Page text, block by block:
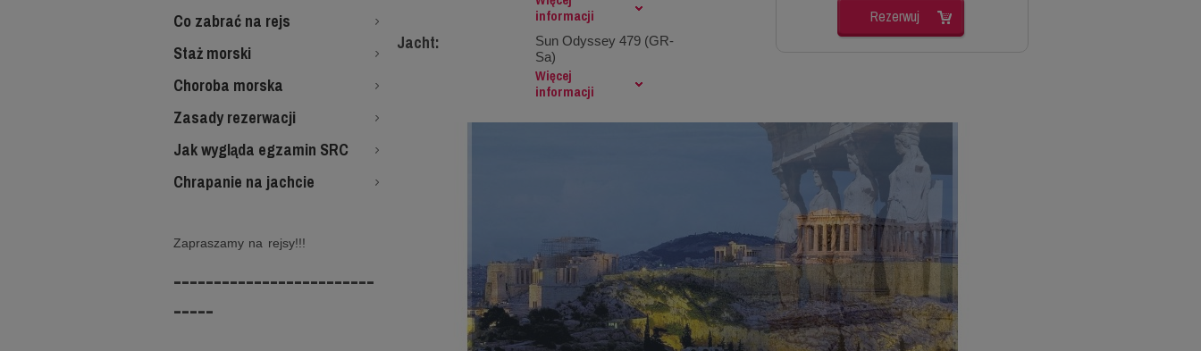
informacji
Jacht:
Sun Odyssey 479 (GR-
Sa)
Więcej
informacji
Rezerwuj
Co zabrać na rejs
Staż morski
Choroba morska
Zasady rezerwacji
Jak wygląda egzamin SRC
Chrapanie na jachcie
Zapraszamy na rejsy!!!
-------------------------
-----